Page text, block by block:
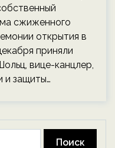
сжиженного
открытия в
приняли
вице-канцлер,
и защиты…